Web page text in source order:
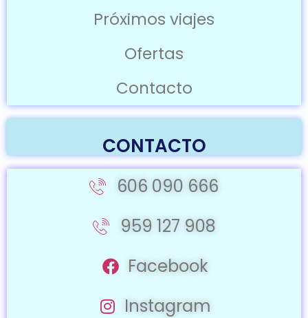
Próximos viajes
Ofertas
Contacto
CONTACTO
606 090 666
959 127 908
Facebook
Instagram